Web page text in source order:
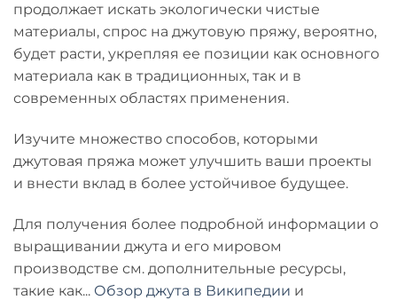
продолжает искать экологически чистые
материалы, спрос на джутовую пряжу, вероятно,
будет расти, укрепляя ее позиции как основного
материала как в традиционных, так и в
современных областях применения.
Изучите множество способов, которыми
джутовая пряжа может улучшить ваши проекты
и внести вклад в более устойчивое будущее.
Для получения более подробной информации о
выращивании джута и его мировом
производстве см. дополнительные ресурсы,
такие как... Обзор джута в Википедии и